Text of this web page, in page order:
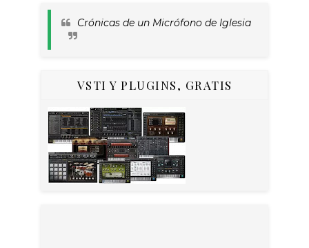
Crónicas de un Micrófono de Iglesia
VSTI Y PLUGINS, GRATIS